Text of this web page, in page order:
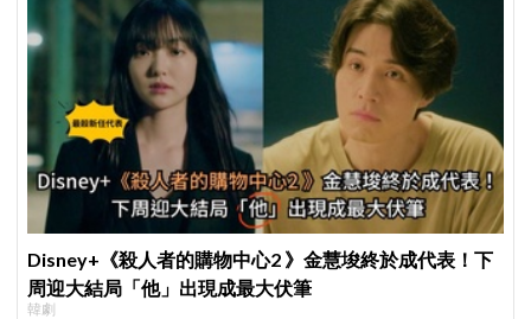
Disney+《殺人者的購物中心2 》金慧埈終於成代表！下
周迎大結局「他」出現成最大伏筆
韓劇